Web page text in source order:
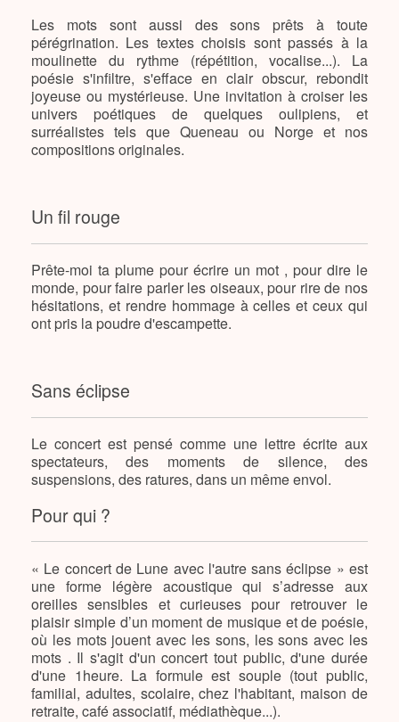
Les mots sont aussi des sons prêts à toute
pérégrination. Les textes choisis sont passés à la
moulinette du rythme (répétition, vocalise...). La
poésie s'infiltre, s'efface en clair obscur, rebondit
joyeuse ou mystérieuse. Une invitation à croiser les
univers poétiques de quelques oulipiens, et
surréalistes tels que Queneau ou Norge et nos
compositions originales.
Un fil rouge
Prête-moi ta plume pour écrire un mot , pour dire le
monde, pour faire parler les oiseaux, pour rire de nos
hésitations, et rendre hommage à celles et ceux qui
ont pris la poudre d'escampette.
Sans éclipse
Le concert est pensé comme une lettre écrite aux
spectateurs, des moments de silence, des
suspensions, des ratures, dans un même envol.
Pour qui ?
« Le concert de Lune avec l'autre sans éclipse » est
une forme légère acoustique qui s’adresse aux
oreilles sensibles et curieuses pour retrouver le
plaisir simple d’un moment de musique et de poésie,
où les mots jouent avec les sons, les sons avec les
mots . Il s'agit d'un concert tout public, d'une durée
d'une 1heure. La formule est souple (tout public,
familial, adultes, scolaire, chez l'habitant, maison de
retraite, café associatif, médiathèque...).